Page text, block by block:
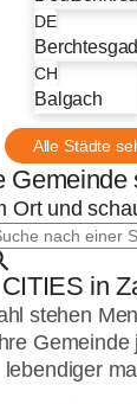
DE
CH
Balgach
Alle Städte
Gemeinde
Ort und
CITIES in
stehen
Gemeinde
lebendiger